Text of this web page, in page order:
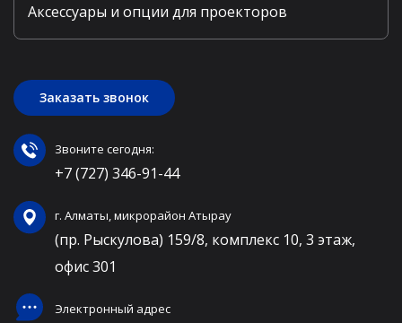
Аксессуары и опции для проекторов
Заказать звонок
Звоните сегодня:
+7 (727) 346-91-44
г. Алматы, микрорайон Атырау
(пр. Рыскулова) 159/8, комплекс 10, 3 этаж,
офис 301
Электронный адрес